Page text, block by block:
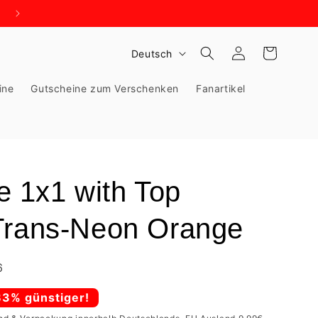
Gutscheine zum Verschenken Fanartikel
S
r
e
Deutsch EinloggenWarenkorb
1x1 with Top
Neon Orange
günstiger!